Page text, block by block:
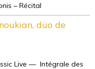
– Récital
duo de
Live — Intégrale des